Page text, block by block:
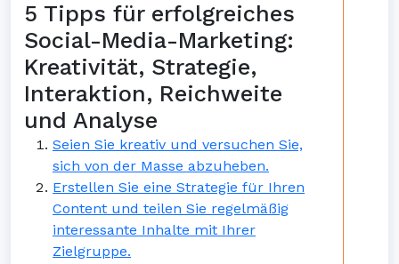
5 Tipps für erfolgreiches
Social-Media-Marketing:
Kreativität, Strategie,
Interaktion, Reichweite
und Analyse
Seien Sie kreativ und versuchen Sie,
sich von der Masse abzuheben.
Erstellen Sie eine Strategie für Ihren
Content und teilen Sie regelmäßig
interessante Inhalte mit Ihrer
Zielgruppe.